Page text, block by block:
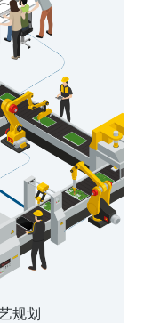
规划